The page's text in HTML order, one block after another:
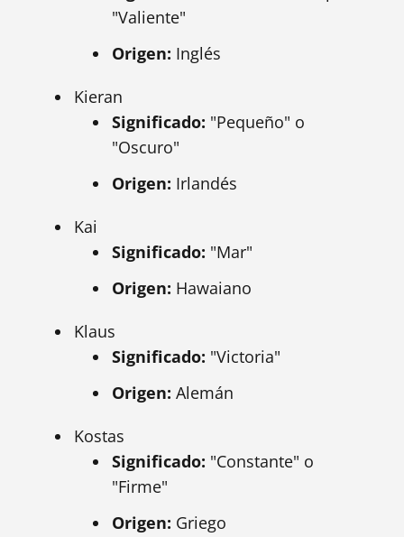
"Valiente"
Origen: Inglés
Kieran
Significado: "Pequeño" o
"Oscuro"
Origen: Irlandés
Kai
Significado: "Mar"
Origen: Hawaiano
Klaus
Significado: "Victoria"
Origen: Alemán
Kostas
Significado: "Constante" o
"Firme"
Origen: Griego